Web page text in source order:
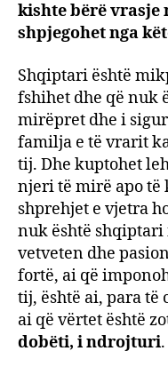
kishte bërë vrasje
shpjegohet nga
Shqiptari është
fshihet dhe që nuk
mirëpret dhe i
familja e të vrarit
tij. Dhe kuptohet
njeri të mirë apo të
shprehjet e vjetra
nuk është
vetveten dhe
fortë, ai që
tij, është ai, para të
ai që vërtet është
dobëti, i ndrojturi.